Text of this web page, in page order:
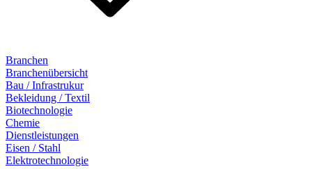
Branchen
Branchenübersicht
Bau / Infrastrukur
Bekleidung / Textil
Biotechnologie
Chemie
Dienstleistungen
Eisen / Stahl
Elektrotechnologie